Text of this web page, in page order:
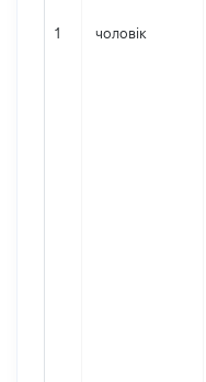
1 чоловік